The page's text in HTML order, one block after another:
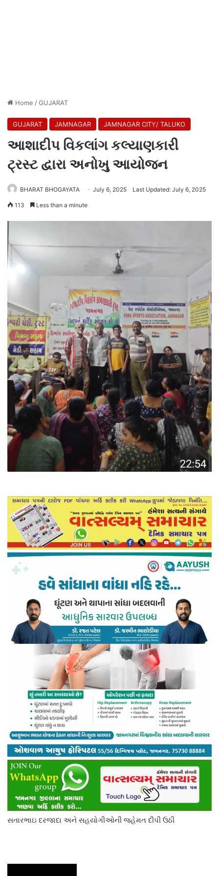
Home /GUJARAT
GUJARAT JAMNAGAR JAMNAGAR CITY/ TALUKO
આશાદીપ વિકલાંગ કલ્યાણકારી
ટ્રસ્ટ દ્વારા અનોખુ આયોજન
BHARAT BHOGAYATA July 6, 2025 Last Updated: July 6, 2025
113 Less than a minute
સતારભાઇ દરજાદા અને સહયોગીઓની જહેમત દીપી ઉઠી